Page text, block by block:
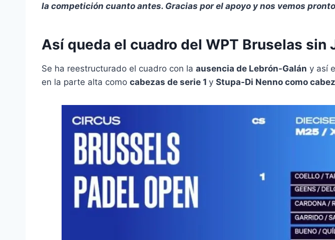
la competición cuanto antes. Gracias por el apoyo y nos vemos pronto
Así queda el cuadro del WPT Bruselas sin
Se ha reestructurado el cuadro con la ausencia de Lebrón-Galán y así
en la parte alta como cabezas de serie 1 y Stupa-Di Nenno como